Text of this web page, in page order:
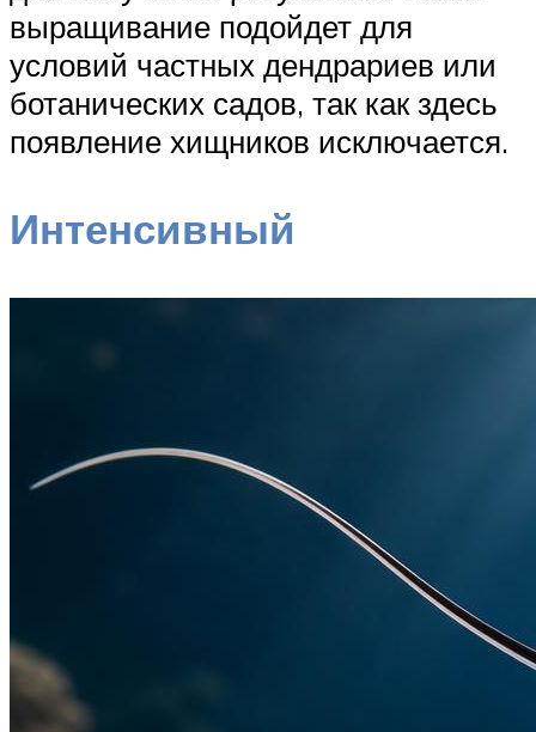
выращивание подойдет для
условий частных дендрариев или
ботанических садов, так как здесь
появление хищников исключается.
Интенсивный